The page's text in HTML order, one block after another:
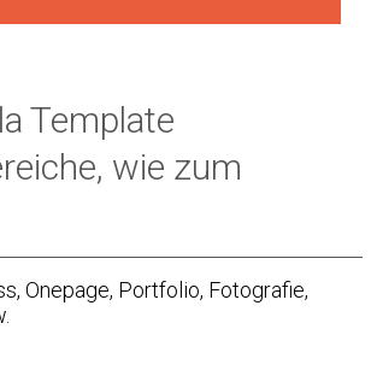
Template
wie zum
Onepage, Portfolio, Fotografie,